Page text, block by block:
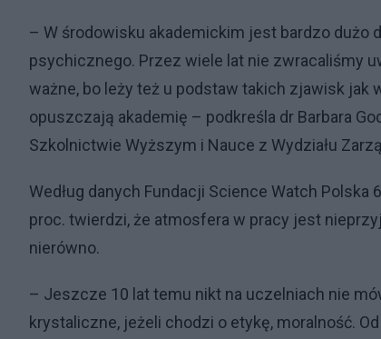
– W środowisku akademickim jest bardzo
psychicznego. Przez wiele lat nie zwracaliśmy
ważne, bo leży też u podstaw takich zjawisk jak
opuszczają akademię – podkreśla dr Barbara
Szkolnictwie Wyższym i Nauce z Wydziału
Według danych Fundacji Science Watch
proc. twierdzi, że atmosfera w pracy jest
nierówno.
– Jeszcze 10 lat temu nikt na uczelniach nie
krystaliczne, jeżeli chodzi o etykę, moralność.